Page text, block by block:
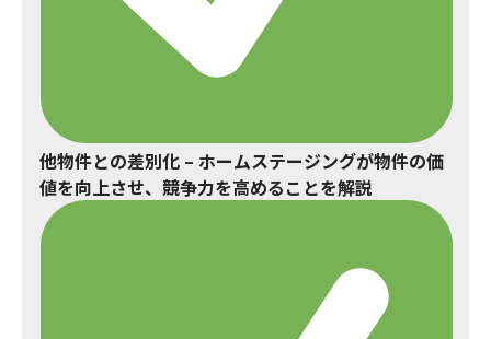
他物件との差別化 – ホームステージングが物件の価
値を向上させ、競争力を高めることを解説